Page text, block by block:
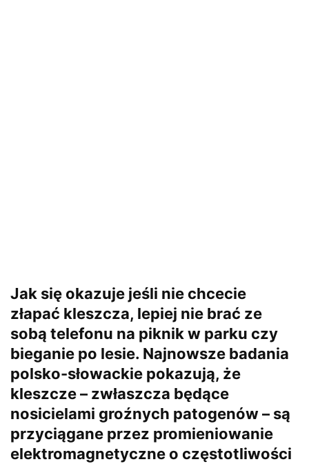
Jak się okazuje jeśli nie chcecie
złapać kleszcza, lepiej nie brać ze
sobą telefonu na piknik w parku czy
bieganie po lesie. Najnowsze badania
polsko-słowackie pokazują, że
kleszcze – zwłaszcza będące
nosicielami groźnych patogenów – są
przyciągane przez promieniowanie
elektromagnetyczne o częstotliwości